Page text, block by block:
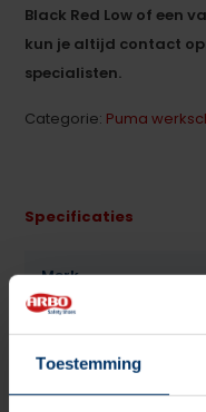
Toestemming
Black Red Low of een
kun je altijd contact
specialisten.
Categorie: Puma
Specificaties
Merk